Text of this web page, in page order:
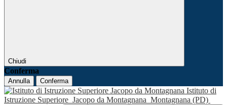
Chiudi
Conferma
Annulla Conferma
Istituto di
Istruzione Superiore Jacopo da Montagnana Montagnana (PD)